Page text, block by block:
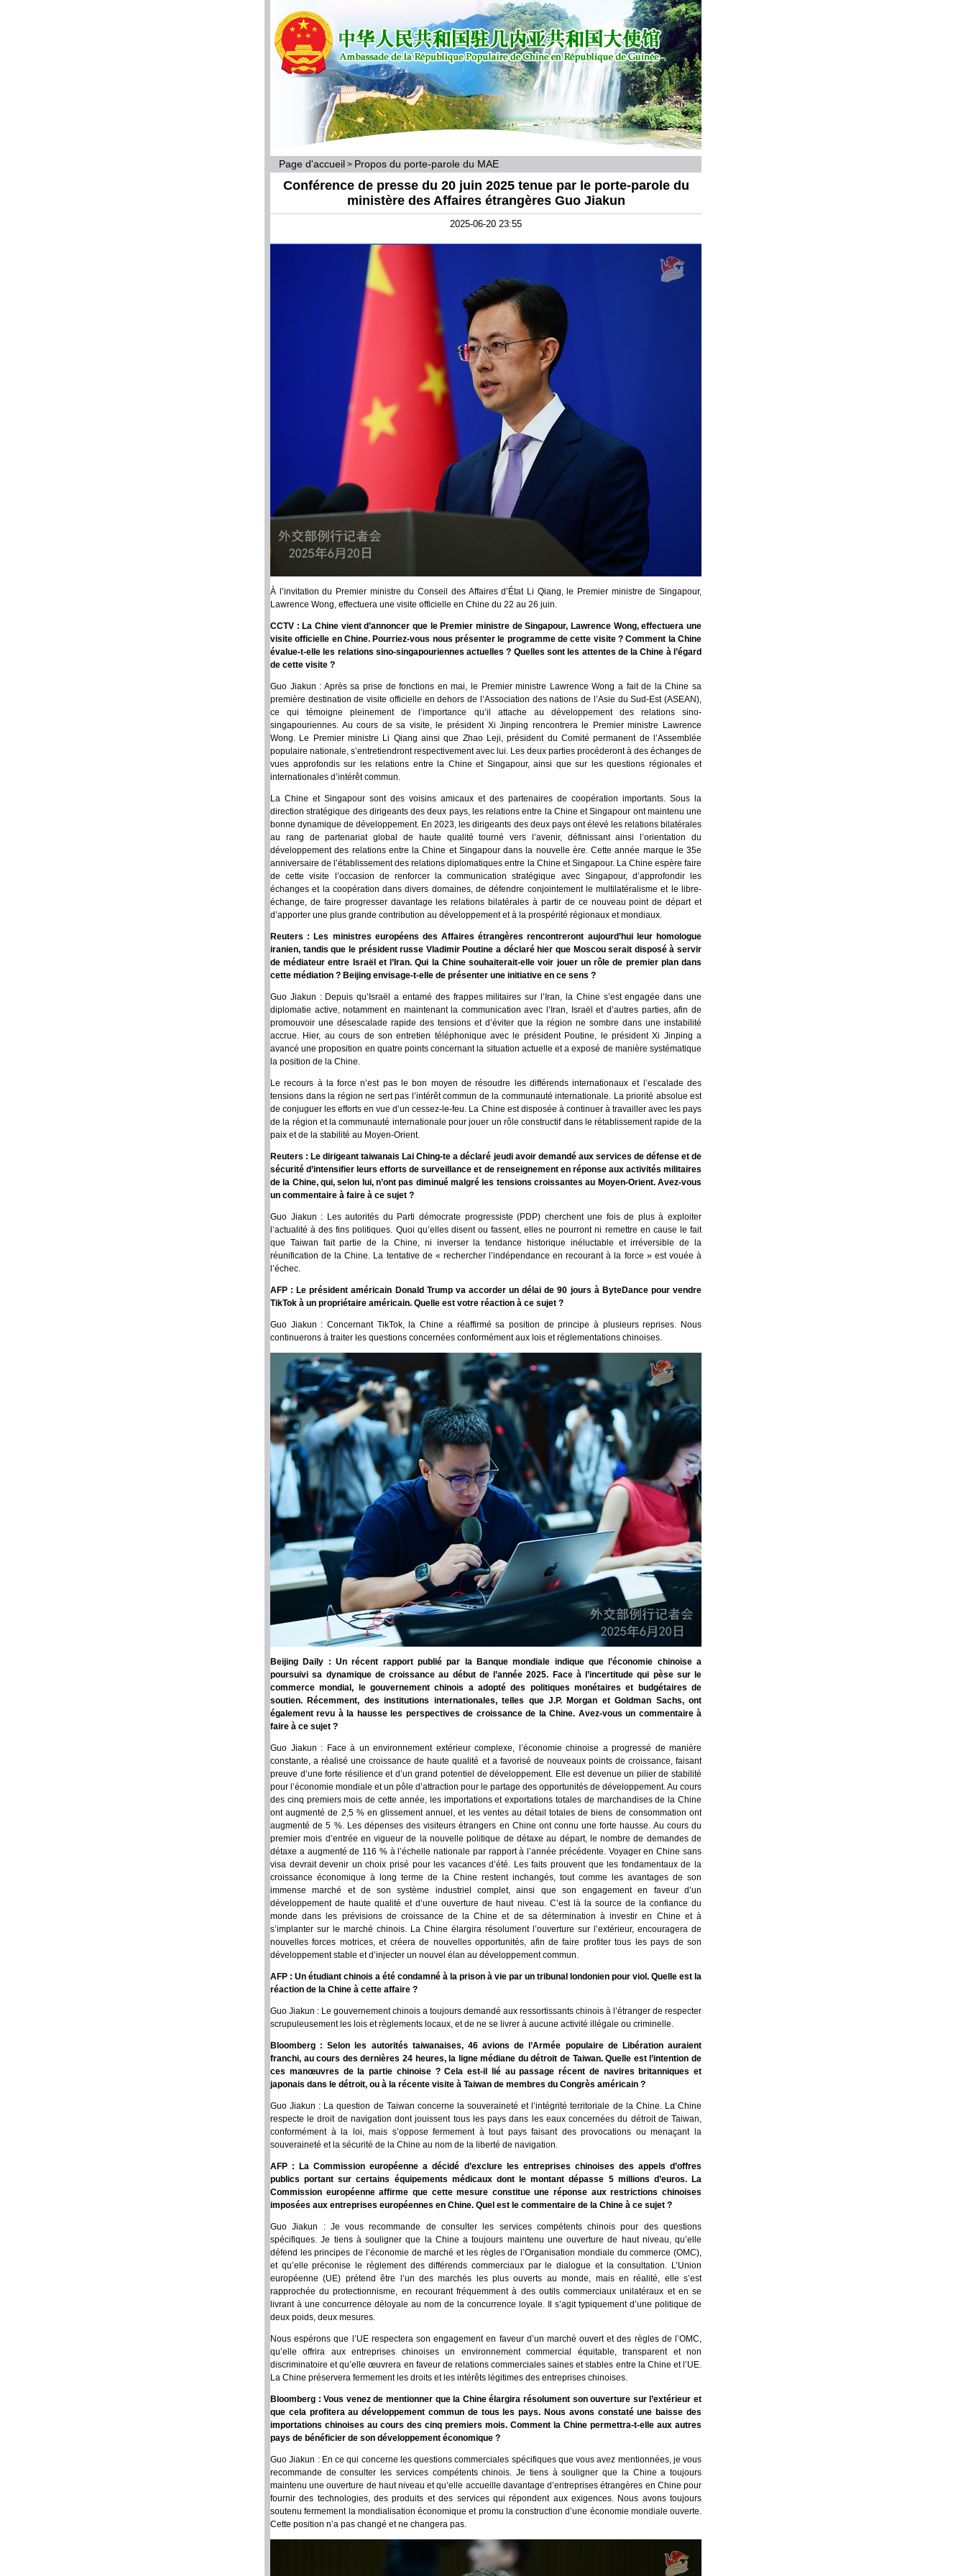
Page d'accueil > Propos du porte-parole du MAE
Conférence de presse du 20 juin 2025 tenue par le porte-parole du
ministère des Affaires étrangères Guo Jiakun
2025-06-20 23:55
À l’invitation du Premier ministre du Conseil des Affaires d’État Li Qiang, le Premier ministre de Singapour,
Lawrence Wong, effectuera une visite officielle en Chine du 22 au 26 juin.
CCTV : La Chine vient d’annoncer que le Premier ministre de Singapour, Lawrence Wong, effectuera une
visite officielle en Chine. Pourriez-vous nous présenter le programme de cette visite ? Comment la Chine
évalue-t-elle les relations sino-singapouriennes actuelles ? Quelles sont les attentes de la Chine à l’égard
de cette visite ?
Guo Jiakun : Après sa prise de fonctions en mai, le Premier ministre Lawrence Wong a fait de la Chine sa
première destination de visite officielle en dehors de l’Association des nations de l’Asie du Sud-Est (ASEAN),
ce qui témoigne pleinement de l’importance qu’il attache au développement des relations sino-
singapouriennes. Au cours de sa visite, le président Xi Jinping rencontrera le Premier ministre Lawrence
Wong. Le Premier ministre Li Qiang ainsi que Zhao Leji, président du Comité permanent de l’Assemblée
populaire nationale, s’entretiendront respectivement avec lui. Les deux parties procéderont à des échanges de
vues approfondis sur les relations entre la Chine et Singapour, ainsi que sur les questions régionales et
internationales d’intérêt commun.
La Chine et Singapour sont des voisins amicaux et des partenaires de coopération importants. Sous la
direction stratégique des dirigeants des deux pays, les relations entre la Chine et Singapour ont maintenu une
bonne dynamique de développement. En 2023, les dirigeants des deux pays ont élevé les relations bilatérales
au rang de partenariat global de haute qualité tourné vers l’avenir, définissant ainsi l’orientation du
développement des relations entre la Chine et Singapour dans la nouvelle ère. Cette année marque le 35e
anniversaire de l’établissement des relations diplomatiques entre la Chine et Singapour. La Chine espère faire
de cette visite l’occasion de renforcer la communication stratégique avec Singapour, d’approfondir les
échanges et la coopération dans divers domaines, de défendre conjointement le multilatéralisme et le libre-
échange, de faire progresser davantage les relations bilatérales à partir de ce nouveau point de départ et
d’apporter une plus grande contribution au développement et à la prospérité régionaux et mondiaux.
Reuters : Les ministres européens des Affaires étrangères rencontreront aujourd’hui leur homologue
iranien, tandis que le président russe Vladimir Poutine a déclaré hier que Moscou serait disposé à servir
de médiateur entre Israël et l’Iran. Qui la Chine souhaiterait-elle voir jouer un rôle de premier plan dans
cette médiation ? Beijing envisage-t-elle de présenter une initiative en ce sens ?
Guo Jiakun : Depuis qu’Israël a entamé des frappes militaires sur l’Iran, la Chine s’est engagée dans une
diplomatie active, notamment en maintenant la communication avec l’Iran, Israël et d’autres parties, afin de
promouvoir une désescalade rapide des tensions et d’éviter que la région ne sombre dans une instabilité
accrue. Hier, au cours de son entretien téléphonique avec le président Poutine, le président Xi Jinping a
avancé une proposition en quatre points concernant la situation actuelle et a exposé de manière systématique
la position de la Chine.
Le recours à la force n’est pas le bon moyen de résoudre les différends internationaux et l’escalade des
tensions dans la région ne sert pas l’intérêt commun de la communauté internationale. La priorité absolue est
de conjuguer les efforts en vue d’un cessez-le-feu. La Chine est disposée à continuer à travailler avec les pays
de la région et la communauté internationale pour jouer un rôle constructif dans le rétablissement rapide de la
paix et de la stabilité au Moyen-Orient.
Reuters : Le dirigeant taiwanais Lai Ching-te a déclaré jeudi avoir demandé aux services de défense et de
sécurité d’intensifier leurs efforts de surveillance et de renseignement en réponse aux activités militaires
de la Chine, qui, selon lui, n’ont pas diminué malgré les tensions croissantes au Moyen-Orient. Avez-vous
un commentaire à faire à ce sujet ?
Guo Jiakun : Les autorités du Parti démocrate progressiste (PDP) cherchent une fois de plus à exploiter
l’actualité à des fins politiques. Quoi qu’elles disent ou fassent, elles ne pourront ni remettre en cause le fait
que Taiwan fait partie de la Chine, ni inverser la tendance historique inéluctable et irréversible de la
réunification de la Chine. La tentative de « rechercher l’indépendance en recourant à la force » est vouée à
l’échec.
AFP : Le président américain Donald Trump va accorder un délai de 90 jours à ByteDance pour vendre
TikTok à un propriétaire américain. Quelle est votre réaction à ce sujet ?
Guo Jiakun : Concernant TikTok, la Chine a réaffirmé sa position de principe à plusieurs reprises. Nous
continuerons à traiter les questions concernées conformément aux lois et réglementations chinoises.
Beijing Daily : Un récent rapport publié par la Banque mondiale indique que l’économie chinoise a
poursuivi sa dynamique de croissance au début de l’année 2025. Face à l’incertitude qui pèse sur le
commerce mondial, le gouvernement chinois a adopté des politiques monétaires et budgétaires de
soutien. Récemment, des institutions internationales, telles que J.P. Morgan et Goldman Sachs, ont
également revu à la hausse les perspectives de croissance de la Chine. Avez-vous un commentaire à
faire à ce sujet ?
Guo Jiakun : Face à un environnement extérieur complexe, l’économie chinoise a progressé de manière
constante, a réalisé une croissance de haute qualité et a favorisé de nouveaux points de croissance, faisant
preuve d’une forte résilience et d’un grand potentiel de développement. Elle est devenue un pilier de stabilité
pour l’économie mondiale et un pôle d’attraction pour le partage des opportunités de développement. Au cours
des cinq premiers mois de cette année, les importations et exportations totales de marchandises de la Chine
ont augmenté de 2,5 % en glissement annuel, et les ventes au détail totales de biens de consommation ont
augmenté de 5 %. Les dépenses des visiteurs étrangers en Chine ont connu une forte hausse. Au cours du
premier mois d’entrée en vigueur de la nouvelle politique de détaxe au départ, le nombre de demandes de
détaxe a augmenté de 116 % à l’échelle nationale par rapport à l’année précédente. Voyager en Chine sans
visa devrait devenir un choix prisé pour les vacances d’été. Les faits prouvent que les fondamentaux de la
croissance économique à long terme de la Chine restent inchangés, tout comme les avantages de son
immense marché et de son système industriel complet, ainsi que son engagement en faveur d’un
développement de haute qualité et d’une ouverture de haut niveau. C’est là la source de la confiance du
monde dans les prévisions de croissance de la Chine et de sa détermination à investir en Chine et à
s’implanter sur le marché chinois. La Chine élargira résolument l’ouverture sur l’extérieur, encouragera de
nouvelles forces motrices, et créera de nouvelles opportunités, afin de faire profiter tous les pays de son
développement stable et d’injecter un nouvel élan au développement commun.
AFP : Un étudiant chinois a été condamné à la prison à vie par un tribunal londonien pour viol. Quelle est la
réaction de la Chine à cette affaire ?
Guo Jiakun : Le gouvernement chinois a toujours demandé aux ressortissants chinois à l’étranger de respecter
scrupuleusement les lois et règlements locaux, et de ne se livrer à aucune activité illégale ou criminelle.
Bloomberg : Selon les autorités taiwanaises, 46 avions de l’Armée populaire de Libération auraient
franchi, au cours des dernières 24 heures, la ligne médiane du détroit de Taiwan. Quelle est l’intention de
ces manœuvres de la partie chinoise ? Cela est-il lié au passage récent de navires britanniques et
japonais dans le détroit, ou à la récente visite à Taiwan de membres du Congrès américain ?
Guo Jiakun : La question de Taiwan concerne la souveraineté et l’intégrité territoriale de la Chine. La Chine
respecte le droit de navigation dont jouissent tous les pays dans les eaux concernées du détroit de Taiwan,
conformément à la loi, mais s’oppose fermement à tout pays faisant des provocations ou menaçant la
souveraineté et la sécurité de la Chine au nom de la liberté de navigation.
AFP : La Commission européenne a décidé d’exclure les entreprises chinoises des appels d’offres
publics portant sur certains équipements médicaux dont le montant dépasse 5 millions d’euros. La
Commission européenne affirme que cette mesure constitue une réponse aux restrictions chinoises
imposées aux entreprises européennes en Chine. Quel est le commentaire de la Chine à ce sujet ?
Guo Jiakun : Je vous recommande de consulter les services compétents chinois pour des questions
spécifiques. Je tiens à souligner que la Chine a toujours maintenu une ouverture de haut niveau, qu’elle
défend les principes de l’économie de marché et les règles de l’Organisation mondiale du commerce (OMC),
et qu’elle préconise le règlement des différends commerciaux par le dialogue et la consultation. L’Union
européenne (UE) prétend être l’un des marchés les plus ouverts au monde, mais en réalité, elle s’est
rapprochée du protectionnisme, en recourant fréquemment à des outils commerciaux unilatéraux et en se
livrant à une concurrence déloyale au nom de la concurrence loyale. Il s’agit typiquement d’une politique de
deux poids, deux mesures.
Nous espérons que l’UE respectera son engagement en faveur d’un marché ouvert et des règles de l’OMC,
qu’elle offrira aux entreprises chinoises un environnement commercial équitable, transparent et non
discriminatoire et qu’elle œuvrera en faveur de relations commerciales saines et stables entre la Chine et l’UE.
La Chine préservera fermement les droits et les intérêts légitimes des entreprises chinoises.
Bloomberg : Vous venez de mentionner que la Chine élargira résolument son ouverture sur l’extérieur et
que cela profitera au développement commun de tous les pays. Nous avons constaté une baisse des
importations chinoises au cours des cinq premiers mois. Comment la Chine permettra-t-elle aux autres
pays de bénéficier de son développement économique ?
Guo Jiakun : En ce qui concerne les questions commerciales spécifiques que vous avez mentionnées, je vous
recommande de consulter les services compétents chinois. Je tiens à souligner que la Chine a toujours
maintenu une ouverture de haut niveau et qu’elle accueille davantage d’entreprises étrangères en Chine pour
fournir des technologies, des produits et des services qui répondent aux exigences. Nous avons toujours
soutenu fermement la mondialisation économique et promu la construction d’une économie mondiale ouverte.
Cette position n’a pas changé et ne changera pas.